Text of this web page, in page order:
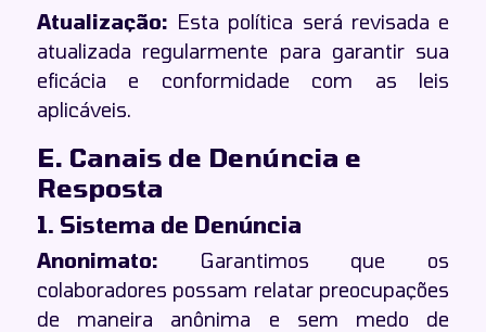
Atualização: Esta política será revisada e
atualizada regularmente para garantir sua
eficácia e conformidade com as leis
aplicáveis.
E. Canais de Denúncia e
Resposta
1. Sistema de Denúncia
Anonimato: Garantimos que os
colaboradores possam relatar preocupações
de maneira anônima e sem medo de